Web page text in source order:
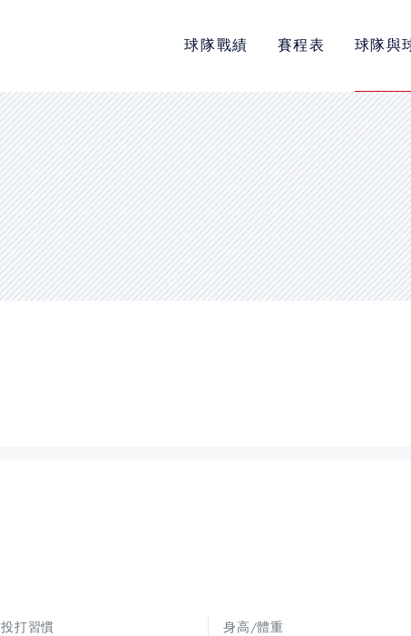
球隊戰績 賽程表 球隊與
隱私權政策
網站使用條款
LINK
教育部體育署
中華民國大專院校體育總會
投打習慣 身高/體重